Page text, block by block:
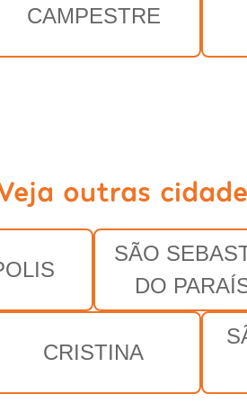
CAMPESTRE
outras
SÃO
DO
CRISTINA